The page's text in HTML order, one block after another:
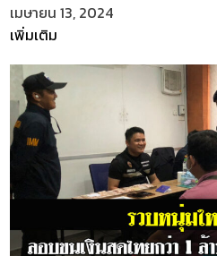
เมษายน 13, 2024
เพิ่มเติม